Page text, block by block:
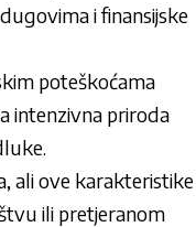
i finansijske
poteškoćama
intenzivna priroda
ali ove karakteristike
ili pretjeranom